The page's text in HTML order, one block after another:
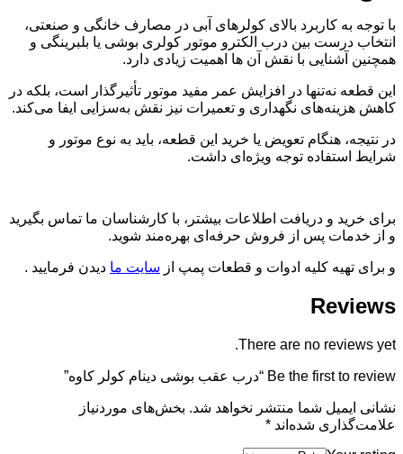
با توجه به کاربرد بالای کولرهای آبی در مصارف خانگی و صنعتی،
انتخاب درست بین درب الکترو موتور کولری بوشی یا بلبرینگی و
همچنین آشنایی با نقش آن ها اهمیت زیادی دارد.
این قطعه نه‌تنها در افزایش عمر مفید موتور تأثیرگذار است، بلکه در
کاهش هزینه‌های نگهداری و تعمیرات نیز نقش به‌سزایی ایفا می‌کند.
در نتیجه، هنگام تعویض یا خرید این قطعه، باید به نوع موتور و
شرایط استفاده توجه ویژه‌ای داشت.
برای خرید و دریافت اطلاعات بیشتر، با کارشناسان ما تماس بگیرید
و از خدمات پس از فروش حرفه‌ای بهره‌مند شوید.
و برای تهیه کلیه ادوات و قطعات پمپ از سایت ما دیدن فرمایید .
Reviews
There are no reviews yet.
Be the first to review “درب عقب بوشی دینام کولر کاوه”
نشانی ایمیل شما منتشر نخواهد شد. بخش‌های موردنیاز
علامت‌گذاری شده‌اند *